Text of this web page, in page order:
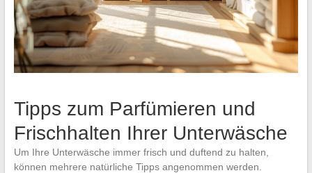
Tipps zum Parfümieren und
Frischhalten Ihrer Unterwäsche
Um Ihre Unterwäsche immer frisch und duftend zu halten,
können mehrere natürliche Tipps angenommen werden.